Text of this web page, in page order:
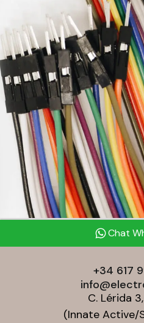
Chat
+34 617
C. Lérida
(Innate Active/